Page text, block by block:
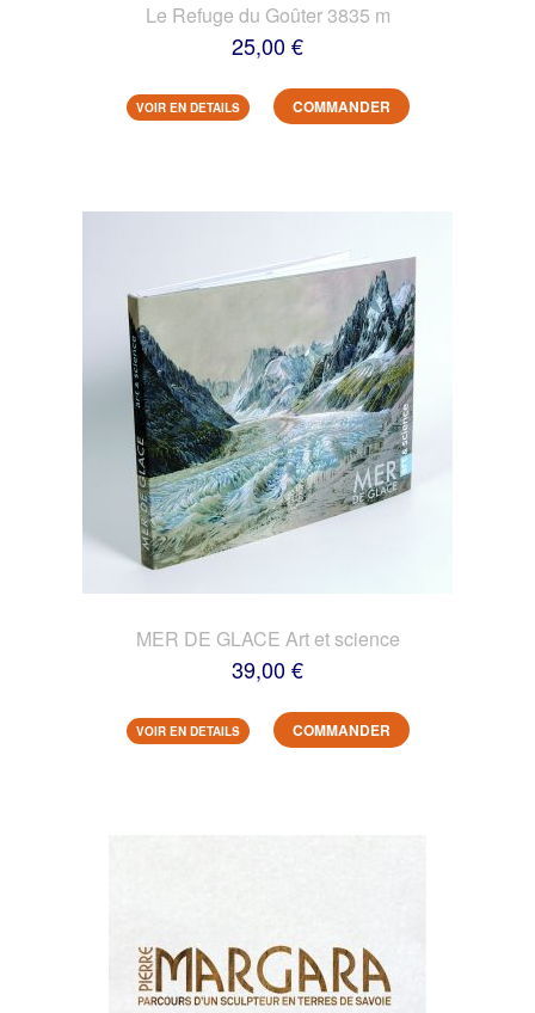
Le Refuge du Goûter 3835 m
25,00 €
VOIR EN DETAILS COMMANDER
MER DE GLACE Art et science
39,00 €
VOIR EN DETAILS COMMANDER